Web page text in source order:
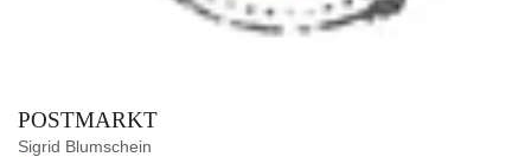
POSTMARKT
Sigrid Blumschein